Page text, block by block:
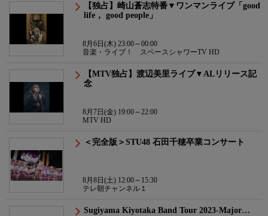
【独占】崎山蒼志特番▼ワンマンライブ「good
life， good people」
8月6日(木) 23:00～00:00
音楽・ライブ！ スペースシャワーTV HD
【MTV独占】渡辺美里ライブ▼ALリリース記
念
8月7日(金) 19:00～22:00
MTV HD
＜完全版＞STU48 石田千穂卒業コンサート
8月8日(土) 12:00～15:30
テレ朝チャンネル１
Sugiyama Kiyotaka Band Tour 2023-Major…